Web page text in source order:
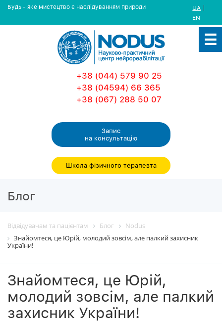
Будь - яке мистецтво є наслідуванням природи UA |
EN
+38 (044) 579 90 25
+38 (04594) 66 365
+38 (067) 288 50 07
Запис
на консультацiю
Школа фізичного терапевта
Блог
Відвідувачам та пацієнтам Блог
Nodus
Знайомтеся, це Юрій, молодий зовсім, але палкий захисник
України!
Знайомтеся, це Юрій,
молодий зовсім, але палкий
захисник України!